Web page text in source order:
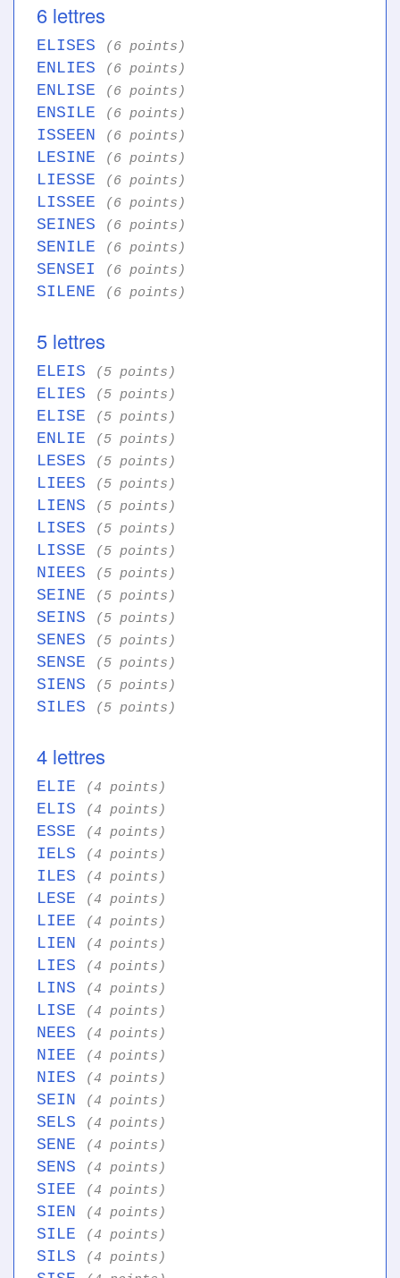
6 lettres
ELISES (6 points)
ENLIES (6 points)
ENLISE (6 points)
ENSILE (6 points)
ISSEEN (6 points)
LESINE (6 points)
LIESSE (6 points)
LISSEE (6 points)
SEINES (6 points)
SENILE (6 points)
SENSEI (6 points)
SILENE (6 points)
5 lettres
ELEIS (5 points)
ELIES (5 points)
ELISE (5 points)
ENLIE (5 points)
LESES (5 points)
LIEES (5 points)
LIENS (5 points)
LISES (5 points)
LISSE (5 points)
NIEES (5 points)
SEINE (5 points)
SEINS (5 points)
SENES (5 points)
SENSE (5 points)
SIENS (5 points)
SILES (5 points)
4 lettres
ELIE (4 points)
ELIS (4 points)
ESSE (4 points)
IELS (4 points)
ILES (4 points)
LESE (4 points)
LIEE (4 points)
LIEN (4 points)
LIES (4 points)
LINS (4 points)
LISE (4 points)
NEES (4 points)
NIEE (4 points)
NIES (4 points)
SEIN (4 points)
SELS (4 points)
SENE (4 points)
SENS (4 points)
SIEE (4 points)
SIEN (4 points)
SILE (4 points)
SILS (4 points)